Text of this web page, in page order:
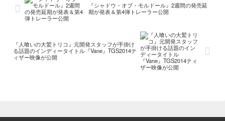
『シャドウ・オブ・モルドール』2週間の発売延
期が発表＆第4弾トレーラー公開
『人喰いの大鷲トリコ』元開発スタッフが手掛け
る話題のインディータイトル『Vane』TGS2014テ
ィザー映像が公開